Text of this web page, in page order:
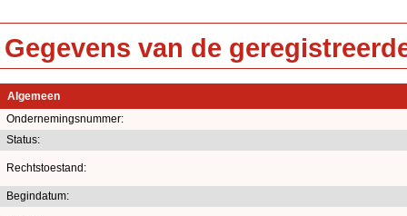
Gegevens van de
Algemeen
Ondernemingsnummer:
Status:
Rechtstoestand:
Begindatum: